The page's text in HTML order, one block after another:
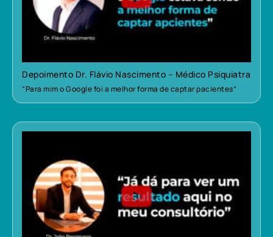
Depoimento Dr. Flávio Nascimento – Médico Psiquiatra
“Para mim o Google foi a melhor forma de captar pacientes”